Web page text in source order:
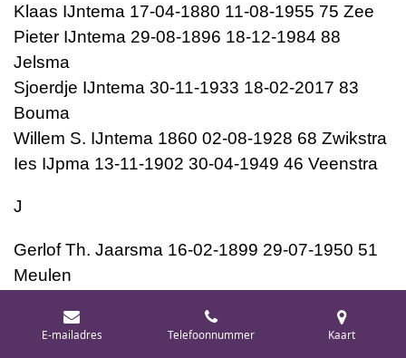
Klaas IJntema 17-04-1880 11-08-1955 75 Zee
Pieter IJntema 29-08-1896 18-12-1984 88
Jelsma
Sjoerdje IJntema 30-11-1933 18-02-2017 83
Bouma
Willem S. IJntema 1860 02-08-1928 68 Zwikstra
Ies IJpma 13-11-1902 30-04-1949 46 Veenstra
J
Gerlof Th. Jaarsma 16-02-1899 29-07-1950 51
Meulen
Dieuwke de Jager 04-06-1894 20-12-1980 86
E-mailadres Telefoonnummer Kaart